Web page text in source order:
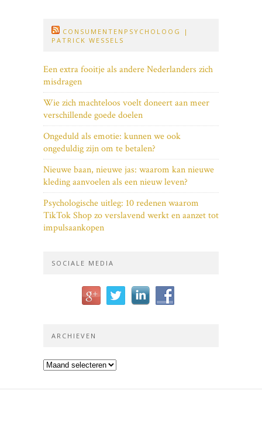
CONSUMENTENPSYCHOLOOG |
PATRICK WESSELS
Een extra fooitje als andere Nederlanders zich
misdragen
Wie zich machteloos voelt doneert aan meer
verschillende goede doelen
Ongeduld als emotie: kunnen we ook
ongeduldig zijn om te betalen?
Nieuwe baan, nieuwe jas: waarom kan nieuwe
kleding aanvoelen als een nieuw leven?
Psychologische uitleg: 10 redenen waarom
TikTok Shop zo verslavend werkt en aanzet tot
impulsaankopen
SOCIALE MEDIA
ARCHIEVEN
Archieven